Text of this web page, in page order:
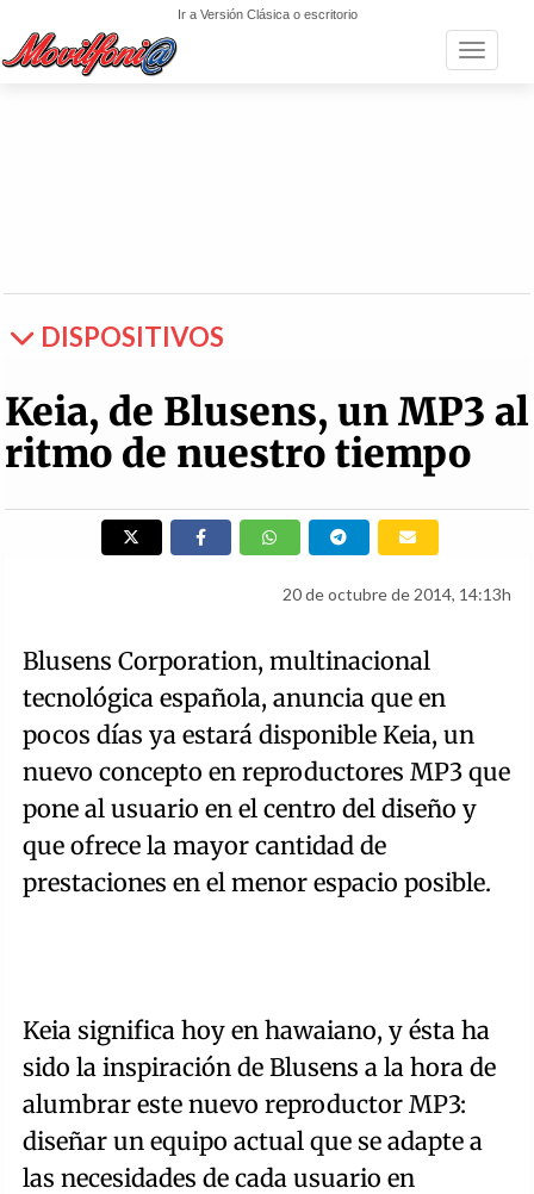
Ir a Versión Clásica o escritorio
Toggle
DISPOSITIVOS
Keia, de Blusens, un MP3 al
ritmo de nuestro tiempo
20 de octubre de 2014, 14:13h
Blusens Corporation, multinacional
tecnológica española, anuncia que en
pocos días ya estará disponible Keia, un
nuevo concepto en reproductores MP3 que
pone al usuario en el centro del diseño y
que ofrece la mayor cantidad de
prestaciones en el menor espacio posible.
Keia significa hoy en hawaiano, y ésta ha
sido la inspiración de Blusens a la hora de
alumbrar este nuevo reproductor MP3:
diseñar un equipo actual que se adapte a
las necesidades de cada usuario en